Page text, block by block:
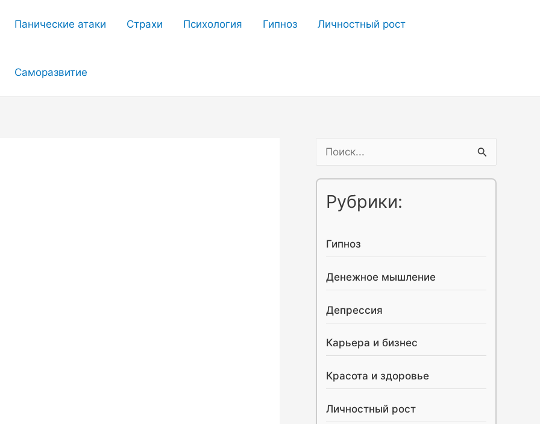
Панические атаки Страхи Психология Гипноз Личностный рост
Саморазвитие
Рубрики:
Гипноз
Денежное мышление
Депрессия
Карьера и бизнес
Красота и здоровье
Личностный рост